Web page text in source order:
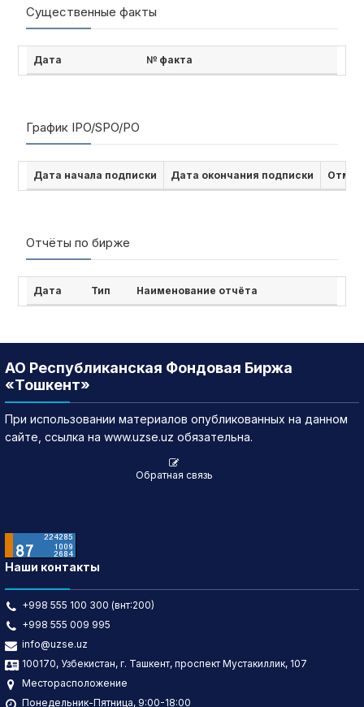
Существенные факты
Дата № факта
График IPO/SPO/PO
Дата начала подписки Дата окончания подписки
Отчёты по бирже
Дата Тип Наименование отчёта
АО Республиканская Фондовая Биржа
«Тошкент»
При использовании материалов опубликованных на данном
сайте, ссылка на www.uzse.uz обязательна.
Обратная связь
Наши контакты
+998 555 100 300 (внт:200)
+998 555 009 995
info@uzse.uz
100170, Узбекистан, г. Ташкент, проспект Мустакиллик, 107
Месторасположение
Понедельник-Пятница, 9:00-18:00